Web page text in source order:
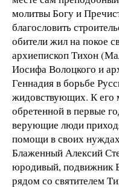
молитвы Богу и
благословить
обители жил на покое
архиепископ Тихон
Иосифа Волоцкого и
Геннадия в борьбе
жидовствующих. К его
обретенной в первые
верующие люди
помощи в своих
Блаженный Алексий
юродивый, подвижник
рядом со святителем